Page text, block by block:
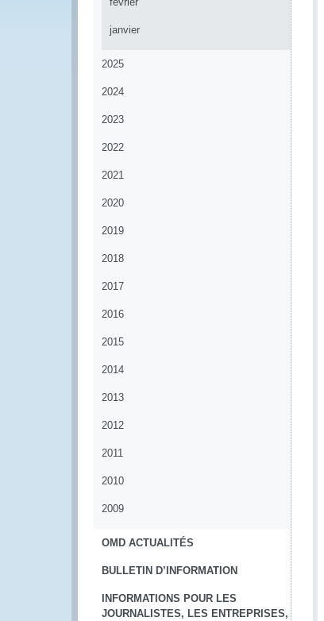
janvier
2025
2024
2023
2022
2021
2020
2019
2018
2017
2016
2015
2014
2013
2012
2011
2010
2009
OMD ACTUALITÉS
BULLETIN D’INFORMATION
INFORMATIONS POUR LES
JOURNALISTES, LES ENTREPRISES,